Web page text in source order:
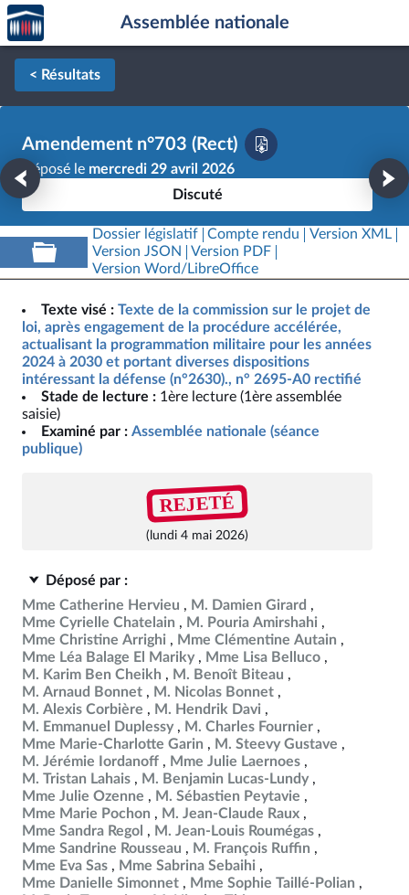
Aller au contenu
Aller en bas de la page
Accèder
à la
page
d'accueil
Assemblée nationale
< Résultats
Amendement n°703 (Rect)
Déposé le mercredi 29 avril 2026
Discuté
Dossier législatif Compte rendu
Version XML
Version JSON
Version PDF
Version Word/LibreOffice
Texte visé : Texte de la commission sur le projet de
loi, après engagement de la procédure accélérée,
actualisant la programmation militaire pour les années
2024 à 2030 et portant diverses dispositions
intéressant la défense (n°2630)., n° 2695-A0 rectifié
Stade de lecture : 1ère lecture (1ère assemblée
saisie)
Examiné par : Assemblée nationale (séance
publique)
REJETÉ
(lundi 4 mai 2026)
Déposé par :
Mme Catherine Hervieu
M. Damien Girard
Mme Cyrielle Chatelain
M. Pouria Amirshahi
Mme Christine Arrighi
Mme Clémentine Autain
Mme Léa Balage El Mariky
Mme Lisa Belluco
M. Karim Ben Cheikh
M. Benoît Biteau
M. Arnaud Bonnet
M. Nicolas Bonnet
M. Alexis Corbière
M. Hendrik Davi
M. Emmanuel Duplessy
M. Charles Fournier
Mme Marie-Charlotte Garin
M. Steevy Gustave
M. Jérémie Iordanoff
Mme Julie Laernoes
M. Tristan Lahais
M. Benjamin Lucas-Lundy
Mme Julie Ozenne
M. Sébastien Peytavie
Mme Marie Pochon
M. Jean-Claude Raux
Mme Sandra Regol
M. Jean-Louis Roumégas
Mme Sandrine Rousseau
M. François Ruffin
Mme Eva Sas
Mme Sabrina Sebaihi
Mme Danielle Simonnet
Mme Sophie Taillé-Polian